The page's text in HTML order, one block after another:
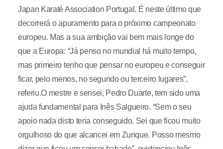
Japan Karaté Association Portugal. É neste último que
decorrerá o apuramento para o próximo campeonato
europeu. Mas a sua ambição vai bem mais longe do
que a Europa: “Já penso no mundial há muito tempo,
mas primeiro tenho que pensar no europeu e conseguir
ficar, pelo menos, no segundo ou terceiro lugares”,
referiu.O mestre e sensei, Pedro Duarte, tem sido uma
ajuda fundamental para Inês Salgueiro. “Sem o seu
apoio nada disto teria conseguido. Sei que ficou muito
orgulhoso do que alcancei em Zurique. Posso mesmo